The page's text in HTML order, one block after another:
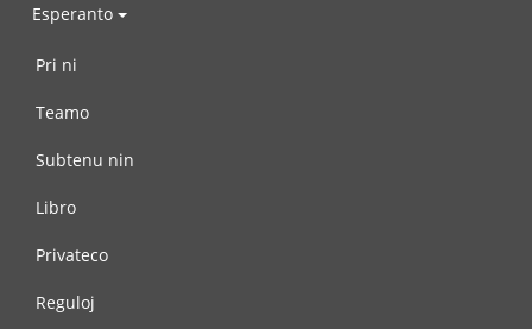
Esperanto
Pri ni
Teamo
Subtenu nin
Libro
Privateco
Reguloj